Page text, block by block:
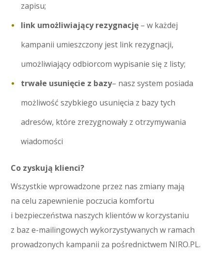
zapisu;
link umożliwiający rezygnację – w każdej
kampanii umieszczony jest link rezygnacji,
umożliwiający odbiorcom wypisanie się z listy;
trwałe usunięcie z bazy– nasz system posiada
możliwość szybkiego usunięcia z bazy tych
adresów, które zrezygnowały z otrzymywania
wiadomości
Co zyskują klienci?
Wszystkie wprowadzone przez nas zmiany mają
na celu zapewnienie poczucia komfortu
i bezpieczeństwa naszych klientów w korzystaniu
z baz e-mailingowych wykorzystywanych w ramach
prowadzonych kampanii za pośrednictwem NIRO.PL.